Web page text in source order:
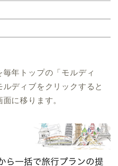
年トップの「モルディ
ディブをクリックすると
に移ります。